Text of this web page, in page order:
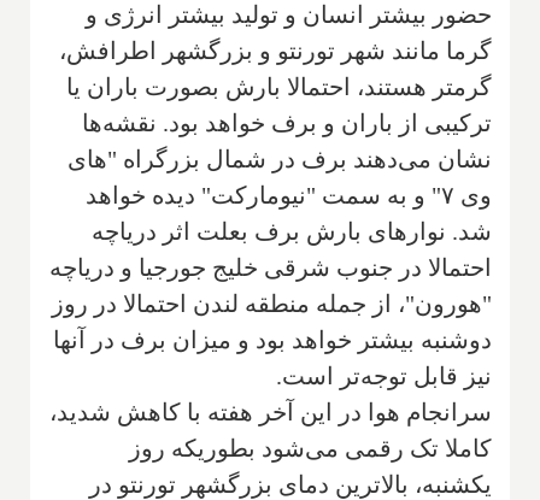
حضور بیشتر انسان و تولید بیشتر انرژی و
گرما مانند شهر تورنتو و بزرگشهر اطرافش،
گرمتر هستند، احتمالا بارش بصورت باران یا
ترکیبی از باران و برف خواهد بود. نقشه‌ها
نشان می‌دهند برف در شمال بزرگراه "های
وی ۷" و به سمت "نیومارکت" دیده خواهد
شد. نوارهای بارش برف بعلت اثر دریاچه
احتمالا در جنوب شرقی خلیج جورجیا و دریاچه
"هورون"، از جمله منطقه لندن احتمالا در روز
دوشنبه بیشتر خواهد بود و میزان برف در آنها
نیز قابل توجه‌تر است.
سرانجام هوا در این آخر هفته با کاهش شدید،
کاملا تک رقمی می‌شود بطوریکه روز
یکشنبه، بالاترین دمای بزرگشهر تورنتو در